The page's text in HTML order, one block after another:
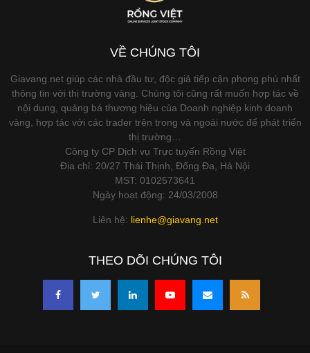
VỀ CHÚNG TÔI
Giavang.net giúp các nhà đầu tư, độc giả tiếp cận phong phú nhất
thông tin với thị trường vàng. Chúng tôi cũng rất muốn hợp tác về
nội dung, quảng bá thương hiệu của Doanh nghiệp kinh doanh
vàng, hợp tác với các trader trên trong và ngoài nước để phát triển
thị trường…
Công ty CP Dịch vụ Trực tuyến Rồng Việt
Địa chỉ: 20/27 Thái Thịnh, Đống Đa, Hà Nội
MST: 0102573641
Ngày hoạt động: 24/03/2008
Liên hệ: lienhe@giavang.net
THEO DÕI CHÚNG TÔI